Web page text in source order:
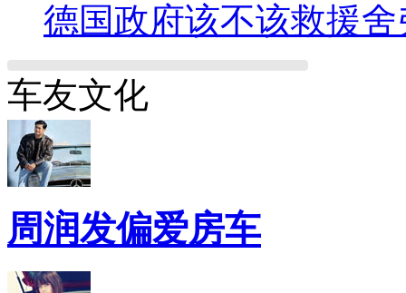
德国政府该不该救援舍
车友文化
周润发偏爱房车